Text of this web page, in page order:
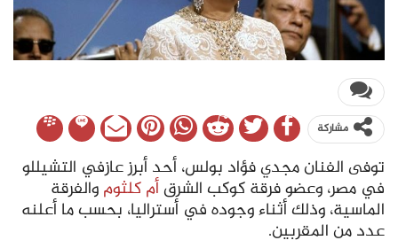
مشاركة
توفى الفنان مجدي فؤاد بولس، أحد أبرز عازفي التشيللو
في مصر، وعضو فرقة كوكب الشرقأم كلثوموالفرقة
الماسية، وذلك أثناء وجوده في أستراليا، بحسب ما أعلنه
عدد من المقربين.